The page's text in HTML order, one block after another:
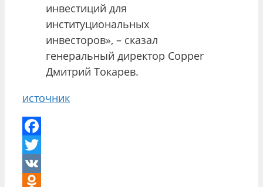
инвестиций для
институциональных
инвесторов», – сказал
генеральный директор Copper
Дмитрий Токарев.
источник
Facebook
Twitter
VK